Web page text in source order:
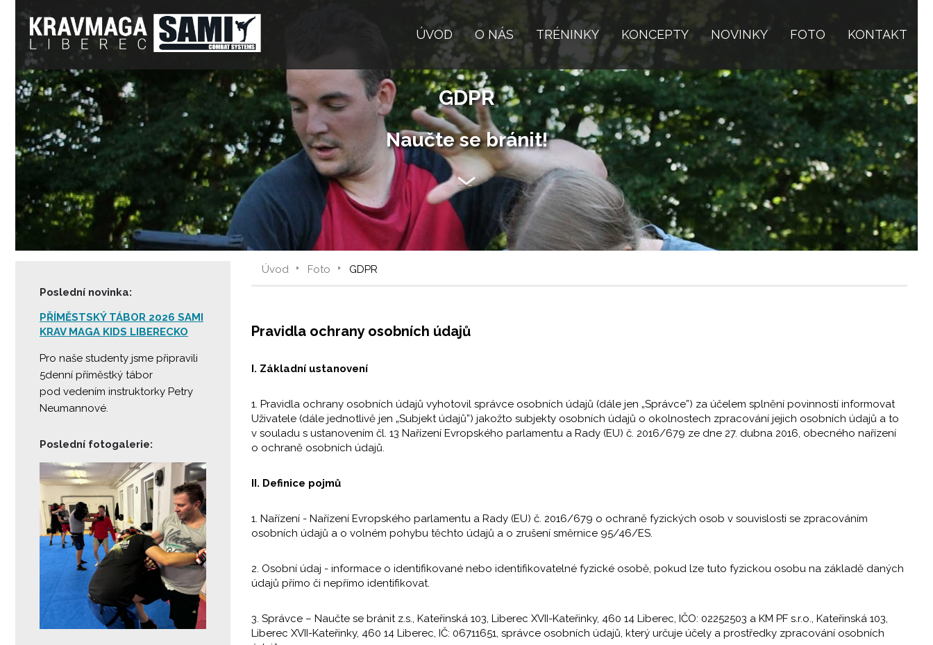
ÚVOD O NÁS TRÉNINKY KONCEPTY NOVINKY FOTO KONTAKT
GDPR
Naučte se bránit!
Úvod Foto GDPR
Pravidla ochrany osobních údajů
I. Základní ustanovení
1. Pravidla ochrany osobních údajů vyhotovil správce osobních údajů (dále jen „Správce”) za účelem splnění povinností informovat
Uživatele (dále jednotlivě jen „Subjekt údajů”) jakožto subjekty osobních údajů o okolnostech zpracování jejich osobních údajů a to
v souladu s ustanovením čl. 13 Nařízení Evropského parlamentu a Rady (EU) č. 2016/679 ze dne 27. dubna 2016, obecného nařízení
o ochraně osobních údajů.
II. Definice pojmů
1. Nařízení - Nařízení Evropského parlamentu a Rady (EU) č. 2016/679 o ochraně fyzických osob v souvislosti se zpracováním
osobních údajů a o volném pohybu těchto údajů a o zrušení směrnice 95/46/ES.
2. Osobní údaj - informace o identifikované nebo identifikovatelné fyzické osobě, pokud lze tuto fyzickou osobu na základě daných
údajů přímo či nepřímo identifikovat.
3. Správce – Naučte se bránit z.s., Kateřinská 103, Liberec XVII-Kateřinky, 460 14 Liberec, IČO: 02252503 a KM PF s.r.o., Kateřinská 103,
Liberec XVII-Kateřinky, 460 14 Liberec, IČ: 06711651, správce osobních údajů, který určuje účely a prostředky zpracování osobních
Poslední novinka:
PŘÍMĚSTSKÝ TÁBOR 2026 SAMI
KRAV MAGA KIDS LIBERECKO
Pro naše studenty jsme připravili
5denní příměstký tábor
pod vedením instruktorky Petry
Neumannové.
Poslední fotogalerie: